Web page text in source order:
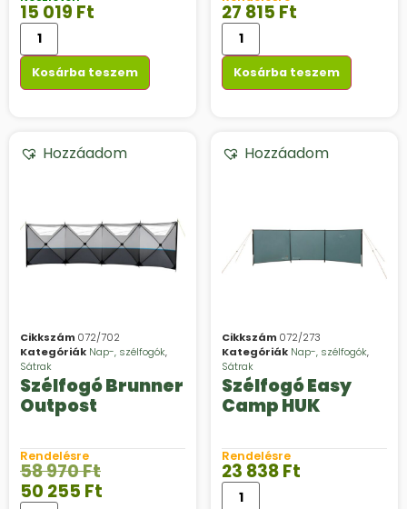
15 019 Ft
Kosárba teszem
27 815 Ft
Kosárba teszem
Hozzáadom
Cikkszám 072/702
Kategóriák Nap-, szélfogók,
Sátrak
Szélfogó Brunner
Outpost
Rendelésre
58 970Ft
50 255 Ft
Hozzáadom
Cikkszám 072/273
Kategóriák Nap-, szélfogók,
Sátrak
Szélfogó Easy
Camp HUK
Rendelésre
23 838Ft